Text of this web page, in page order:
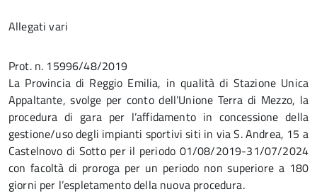
Allegati vari
Prot. n. 15996/48/2019
La Provincia di Reggio Emilia, in qualità di Stazione Unica
Appaltante, svolge per conto dell’Unione Terra di Mezzo, la
procedura di gara per l’affidamento in concessione della
gestione/uso degli impianti sportivi siti in via S. Andrea, 15 a
Castelnovo di Sotto per il periodo 01/08/2019-31/07/2024
con facoltà di proroga per un periodo non superiore a 180
giorni per l’espletamento della nuova procedura.